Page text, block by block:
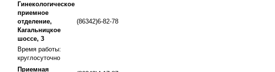
Гинекологическое
приемное
отделение,
Кагальницкое
шоссе, 3
(86342)6-82-78
Время работы:
круглосуточно
Приемная